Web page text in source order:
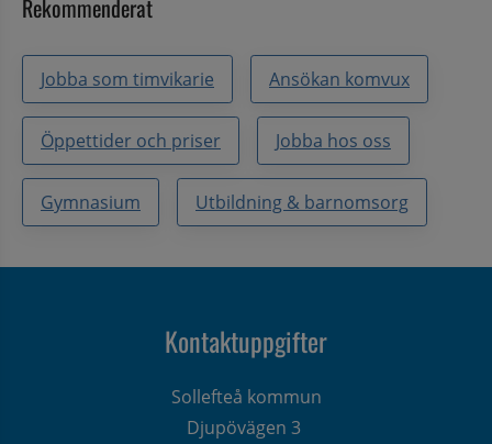
Rekommenderat
Jobba som timvikarie Ansökan komvux
Öppettider och priser Jobba hos oss
Gymnasium Utbildning & barnomsorg
Kontaktuppgifter
Sollefteå kommun
Djupövägen 3